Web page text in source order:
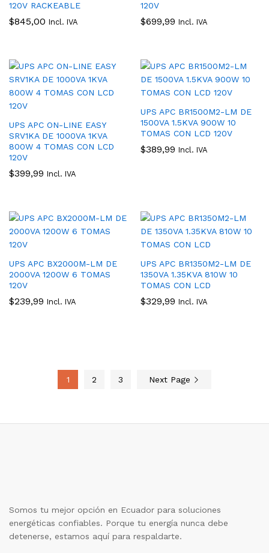
120V RACKEABLE
$845,00 Incl. IVA
120V
$699,99 Incl. IVA
UPS APC ON-LINE EASY
SRV1KA DE 1000VA 1KVA
800W 4 TOMAS CON LCD
120V
$399,99 Incl. IVA
UPS APC BR1500M2-LM DE
1500VA 1.5KVA 900W 10
TOMAS CON LCD 120V
$389,99 Incl. IVA
UPS APC BX2000M-LM DE
2000VA 1200W 6 TOMAS
120V
$239,99 Incl. IVA
UPS APC BR1350M2-LM DE
1350VA 1.35KVA 810W 10
TOMAS CON LCD
$329,99 Incl. IVA
1 2 3 Next Page
Somos tu mejor opción en Ecuador para soluciones
energéticas confiables. Porque tu energía nunca debe
detenerse, estamos aquí para respaldarte.